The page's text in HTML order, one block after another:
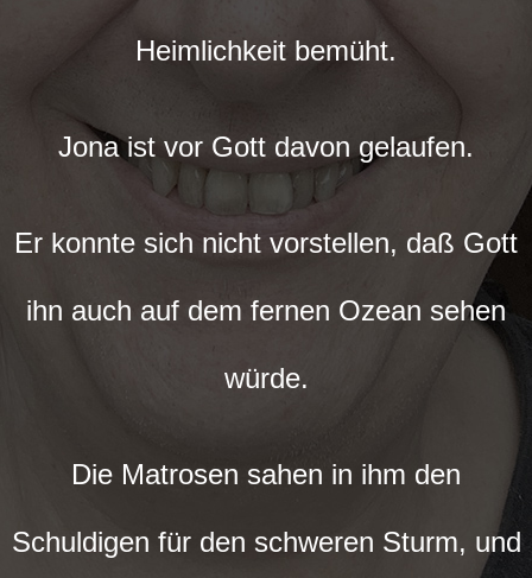
Heimlichkeit bemüht.
Jona ist vor Gott davon gelaufen.
Er konnte sich nicht vorstellen, daß Gott
ihn auch auf dem fernen Ozean sehen
würde.
Die Matrosen sahen in ihm den
Schuldigen für den schweren Sturm, und